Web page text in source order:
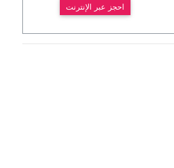
احجز عبر الإنترنت